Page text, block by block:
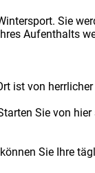
Sie
Aufenthalts
ist von
Sie von
Sie Ihre